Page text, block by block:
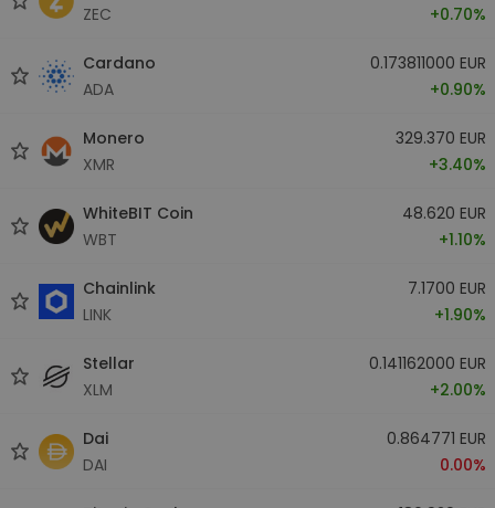
ZEC
+0.70%
Cardano
ADA
0.173811000 EUR
+0.90%
Monero
XMR
329.370 EUR
+3.40%
WhiteBIT Coin
WBT
48.620 EUR
+1.10%
Chainlink
LINK
7.1700 EUR
+1.90%
Stellar
XLM
0.141162000 EUR
+2.00%
Dai
DAI
0.864771 EUR
0.00%